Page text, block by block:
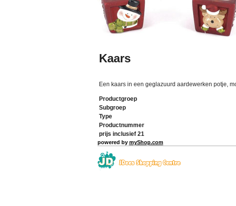
Kaars
Een kaars in een geglazuurd aardewerken potje,
Productgroep
Subgroep
Type
Productnummer
prijs inclusief 21
powered by myShop.com